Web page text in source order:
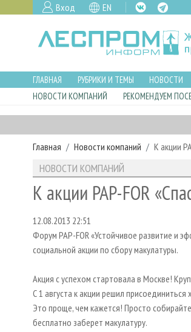
Вход EN
ГЛАВНАЯ РУБРИКИ И ТЕМЫ НОВОСТИ
НОВОСТИ КОМПАНИЙ
РЕКОМЕНДУЕМ
Главная Новости компаний К акции
НОВОСТИ КОМПАНИЙ
К акции PAP-FOR
12.08.2013 22:51
Форум PAP-FOR «Устойчивое развитие и
социальной акции по сбору макулатуры.
Акция с успехом стартовала в Москве!
С 1 августа к акции решил
Это проще, чем кажется! Просто
бесплатно заберет макулатуру.